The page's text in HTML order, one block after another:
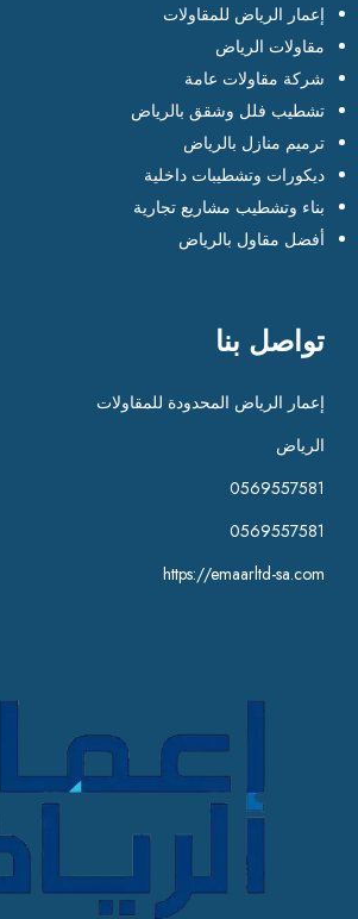
إعمار الرياض للمقاولات
مقاولات الرياض
شركة مقاولات عامة
تشطيب فلل وشقق بالرياض
ترميم منازل بالرياض
ديكورات وتشطيبات داخلية
بناء وتشطيب مشاريع تجارية
أفضل مقاول بالرياض
تواصل بنا
إعمار الرياض المحدودة للمقاولات
الرياض
0569557581
0569557581
https://emaarltd-sa.com